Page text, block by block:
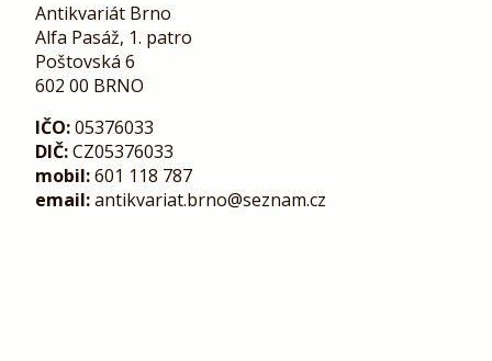
Antikvariát Brno
Alfa Pasáž, 1. patro
Poštovská 6
602 00 BRNO
IČO:05376033
DIČ:CZ05376033
mobil:601 118 787
email:antikvariat.brno@seznam.cz